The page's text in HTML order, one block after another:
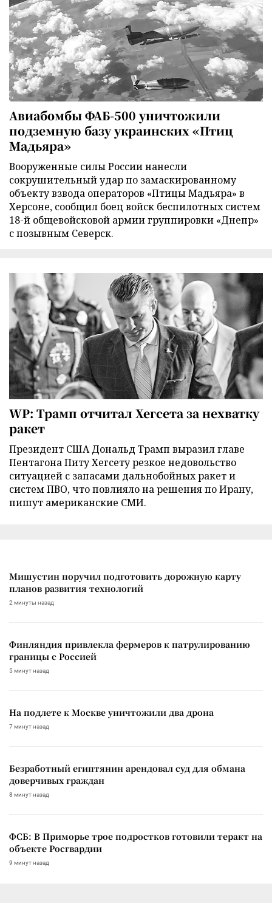
Авиабомбы ФАБ-500 уничтожили
подземную базу украинских «Птиц
Мадьяра»
Вооруженные силы России нанесли
сокрушительный удар по замаскированному
объекту взвода операторов «Птицы Мадьяра» в
Херсоне, сообщил боец войск беспилотных систем
18-й общевойсковой армии группировки «Днепр»
с позывным Северск.
WP: Трамп отчитал Хегсета за нехватку
ракет
Президент США Дональд Трамп выразил главе
Пентагона Питу Хегсету резкое недовольство
ситуацией с запасами дальнобойных ракет и
систем ПВО, что повлияло на решения по Ирану,
пишут американские СМИ.
Мишустин поручил подготовить дорожную карту
планов развития технологий
2 минуты назад
Финляндия привлекла фермеров к патрулированию
границы с Россией
5 минут назад
На подлете к Москве уничтожили два дрона
7 минут назад
Безработный египтянин арендовал суд для обмана
доверчивых граждан
8 минут назад
ФСБ: В Приморье трое подростков готовили теракт на
объекте Росгвардии
9 минут назад